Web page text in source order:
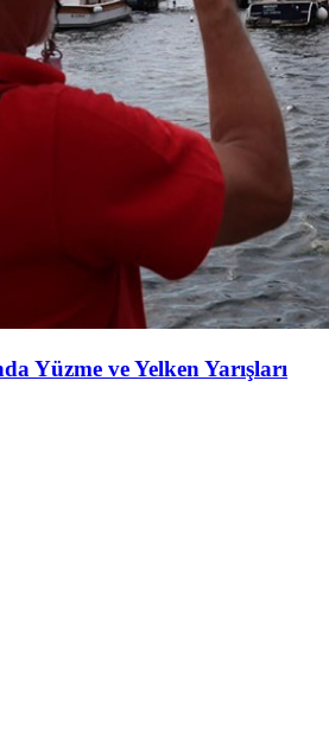
Yüzme ve Yelken Yarışları